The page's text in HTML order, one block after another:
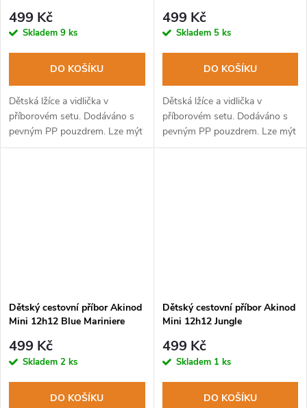
499 Kč
Skladem 9 ks
DO KOŠÍKU
Dětská lžíce a vidlička v
příborovém setu. Dodáváno s
pevným PP pouzdrem. Lze mýt
v myčce na nádobí.
499 Kč
Skladem 5 ks
DO KOŠÍKU
Dětská lžíce a vidlička v
příborovém setu. Dodáváno s
pevným PP pouzdrem. Lze mýt
v myčce na nádobí.
Dětský cestovní příbor Akinod
Mini 12h12 Blue Mariniere
499 Kč
Skladem 2 ks
DO KOŠÍKU
Dětský cestovní příbor Akinod
Mini 12h12 Jungle
499 Kč
Skladem 1 ks
DO KOŠÍKU